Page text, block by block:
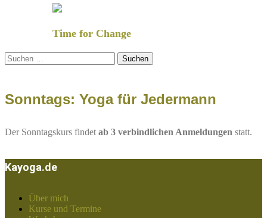
Time for Change
Suchen
nach:
Sonntags: Yoga für Jedermann
Der Sonntagskurs findet ab 3 verbindlichen Anmeldungen statt.
Kayoga.de
Über mich
Kurse und Termine